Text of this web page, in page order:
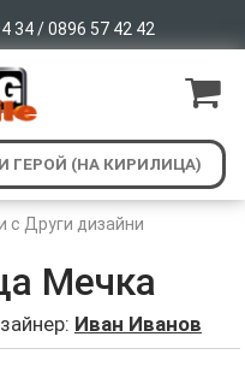
34 / 0896 57 42 42
с Други дизайни
Мечка
Иван Иванов